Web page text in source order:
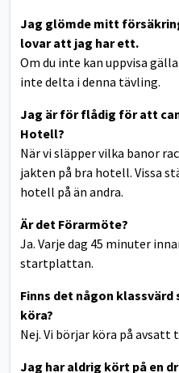
Jag glömde mitt
lovar att jag har ett.
Om du inte kan uppvisa
inte delta i denna tävling.
Jag är för flådig för att
Hotell?
När vi släpper vilka banor
jakten på bra hotell. Vissa
hotell på än andra.
Är det Förarmöte?
Ja. Varje dag 45 minuter
startplattan.
Finns det någon
köra?
Nej. Vi börjar köra på avsatt
Jag har aldrig kört på en